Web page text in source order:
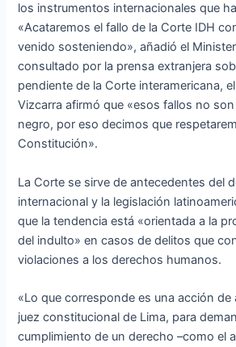
los instrumentos internacionales que
«Acataremos el fallo de la Corte IDH
venido sosteniendo», añadió el
consultado por la prensa extranjera
pendiente de la Corte interamericana,
Vizcarra afirmó que «esos fallos no
negro, por eso decimos que
Constitución».
La Corte se sirve de antecedentes del
internacional y la legislación
que la tendencia está «orientada a la
del indulto» en casos de delitos que
violaciones a los derechos humanos.
«Lo que corresponde es una acción de
juez constitucional de Lima, para
cumplimiento de un derecho –como el